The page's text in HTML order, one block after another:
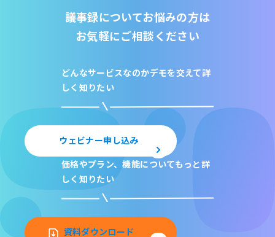
議事録についてお悩みの方は
お気軽にご相談ください
どんなサービスなのかデモを交えて詳
しく知りたい
ウェビナー申し込み
価格やプラン、機能についてもっと詳
しく知りたい
資料ダウンロード